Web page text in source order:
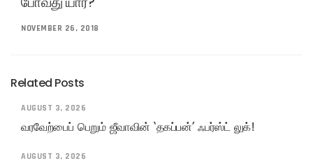
NOVEMBER 26, 2018
Related Posts
AUGUST 3, 2026
வரவேற்பைப் பெறும் ஜீவாவின் ‘தகப்பன்’ ஃபர்ஸ்ட் லுக்!
AUGUST 3, 2026